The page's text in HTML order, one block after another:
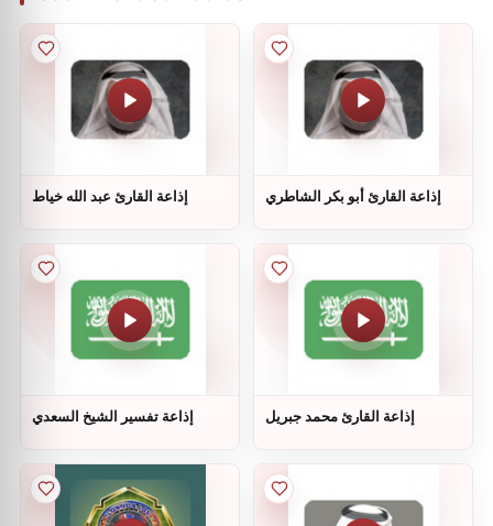
إذاعة القارئ عبد الله خياط إذاعة القارئ أبو بكر الشاطري
إذاعة تفسير الشيخ السعدي إذاعة القارئ محمد جبريل